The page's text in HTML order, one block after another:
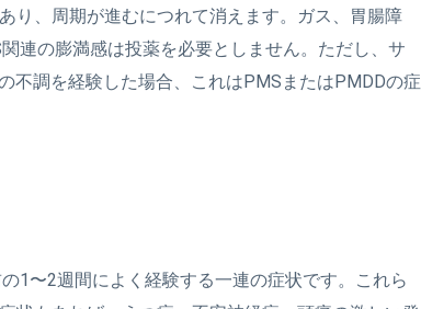
り、周期が進むにつれて消えます。ガス、胃腸障
連の膨満感は投薬を必要としません。ただし、サ
不調を経験した場合、これはPMSまたはPMDDの症
1〜2週間によく経験する一連の症状です。これら